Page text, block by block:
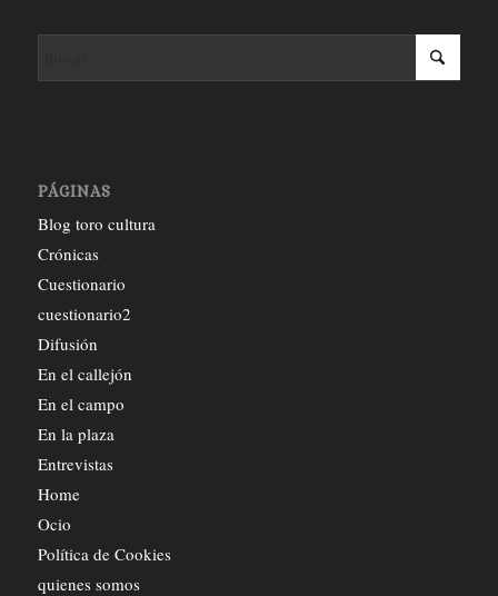
PÁGINAS
Blog toro cultura
Crónicas
Cuestionario
cuestionario2
Difusión
En el callejón
En el campo
En la plaza
Entrevistas
Home
Ocio
Política de Cookies
quienes somos